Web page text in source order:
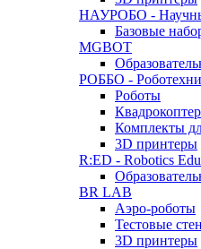
НАУРОБО -
Базовые
MGBOT
РОББО -
Роботы
Комплекты
3D принтеры
R:ED - Robotics
BR LAB
Аэро-роботы
Тестовые
3D принтеры